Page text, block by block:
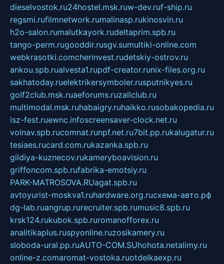
dieselvostok.ru24hostel.msk.ruw-dev.ruf-ship.ru
regsmi.rufilmnetwork.rumalinasp.rukinosvin.ru
h2o-salon.rumalutkayork.rudeltaprim.spb.ru
tango-perm.rugooddir.rusgv.sumultiki-online.com
webkrasotki.comcherinvest.rudetskiy-ostrov.ru
ankou.spb.rualvesta1.rupdf-creator.runix-files.org.ru
sakhatoday.ruelektrikersymboler.rusputnikyes.ru
golf2club.msk.ruaeforums.ruzallclub.ru
multimodal.msk.ruhabaigry.ruhaikko.rusobakopedia.ru
isz-fest.ruewnc.infoscreensaver-clock.net.ru
volnav.spb.rucomnat.runpf.net.ru7bit.pp.rukalugatur.ru
tesiaes.rucard.com.rukazanka.spb.ru
gildiya-kuznecov.rukameryboavision.ru
griffoncom.spb.rufabrika-emotsiy.ru
PARK-MATROSOVA.RUagat.spb.ru
avtoyurist-moskva1.ruhardware.org.ruсхема-авто.рф
dg-lab.ruangrup.rurecruiter.spb.rumusic8.spb.ru
krsk124.rukubok.spb.ruromanofforex.ru
analitikaplus.ruspyonline.ruzosikamery.ru
sloboda-ural.pp.ruAUTO-COM.SUhohota.netalimy.ru
online-z.comaromat-vostoka.ruotdelkaexp.ru